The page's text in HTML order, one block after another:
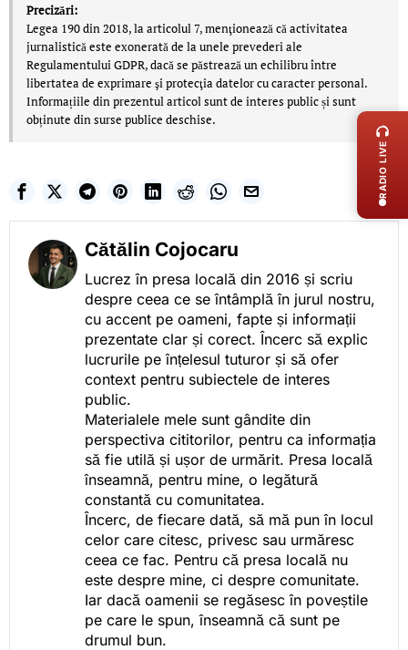
Precizări:
Legea 190 din 2018, la articolul 7, menţionează că activitatea
jurnalistică este exonerată de la unele prevederi ale
Regulamentului GDPR, dacă se păstrează un echilibru între
libertatea de exprimare şi protecţia datelor cu caracter personal.
Informațiile din prezentul articol sunt de interes public și sunt
obținute din surse publice deschise.
Cătălin Cojocaru
Lucrez în presa locală din 2016 și scriu
despre ceea ce se întâmplă în jurul nostru,
cu accent pe oameni, fapte și informații
prezentate clar și corect. Încerc să explic
lucrurile pe înțelesul tuturor și să ofer
context pentru subiectele de interes
public.
Materialele mele sunt gândite din
perspectiva cititorilor, pentru ca informația
să fie utilă și ușor de urmărit. Presa locală
înseamnă, pentru mine, o legătură
constantă cu comunitatea.
Încerc, de fiecare dată, să mă pun în locul
celor care citesc, privesc sau urmăresc
ceea ce fac. Pentru că presa locală nu
este despre mine, ci despre comunitate.
Iar dacă oamenii se regăsesc în poveștile
pe care le spun, înseamnă că sunt pe
drumul bun.
RADIO LIVE